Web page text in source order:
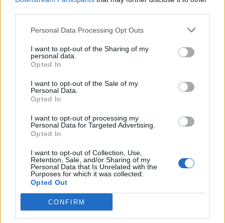
Personal Data Processing Opt Outs
I want to opt-out of the Sharing of my
personal data.
Opted In
I want to opt-out of the Sale of my
Personal Data.
Opted In
I want to opt-out of processing my
Personal Data for Targeted Advertising.
Opted In
I want to opt-out of Collection, Use,
Retention, Sale, and/or Sharing of my
Personal Data that Is Unrelated with the
Purposes for which it was collected.
Opted Out
CONFIRM
Le nostre app
Fantacalcio® Serie A Enilive
Leghe Fantacalcio® Serie A Enilive
EuroLeghe Fantacalcio®
FantaAsta Live
FantaAsta Buzz
Strumenti
Probabili formazioni